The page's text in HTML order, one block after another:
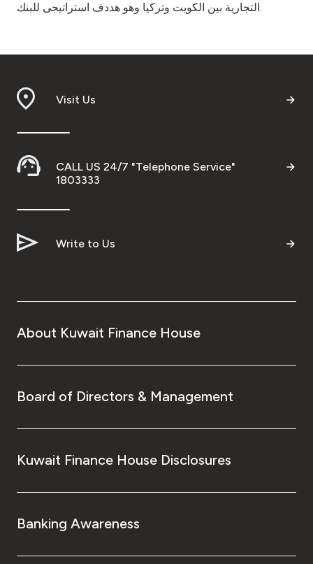
التجارية بين الكويت وتركيا وهو هددف استراتيجى للبنك.
Visit Us
CALL US 24/7 "Telephone Service"
1803333
Write to Us
About Kuwait Finance House
Board of Directors & Management
Kuwait Finance House Disclosures
Banking Awareness